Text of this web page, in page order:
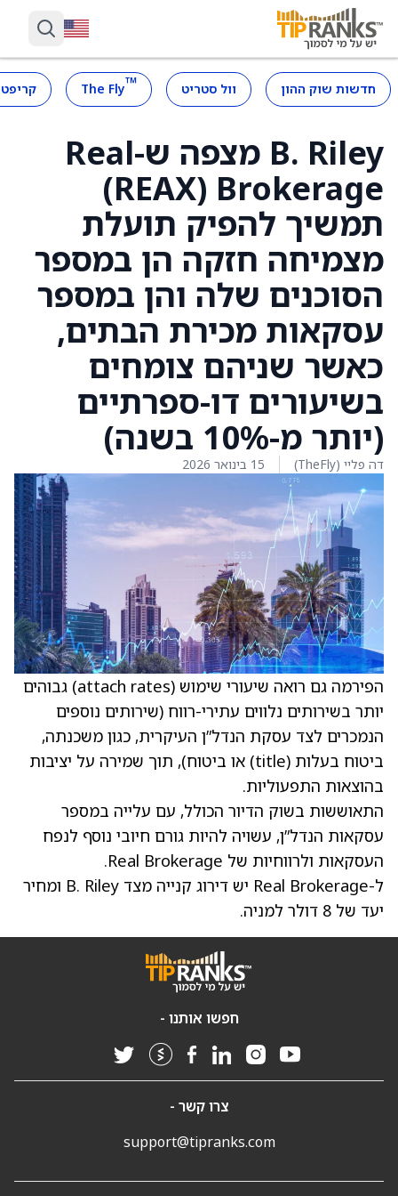
חדשות שוק ההון וול סטריט ™
The Fly
B. Riley מצפה ש-Real
Brokerage ‏(REAX)
תמשיך להפיק תועלת
מצמיחה חזקה הן במספר
הסוכנים שלה והן במספר
עסקאות מכירת הבתים,
כאשר שניהם צומחים
בשיעורים דו-ספרתיים
(יותר מ-10% בשנה)
דה פליי (TheFly) 15 בינואר 2026
הפירמה גם רואה שיעורי שימוש (attach rates) גבוהים
יותר בשירותים נלווים עתירי-רווח (שירותים נוספים
הנמכרים לצד עסקת הנדל”ן העיקרית, כגון משכנתה,
ביטוח בעלות (title) או ביטוח), תוך שמירה על יציבות
בהוצאות התפעוליות.
התאוששות בשוק הדיור הכולל, עם עלייה במספר
עסקאות הנדל”ן, עשויה להיות גורם חיובי נוסף לנפח
העסקאות ולרווחיות של Real Brokerage.
ל-Real Brokerage יש דירוג קנייה מצד B. Riley ומחיר
יעד של 8 דולר למניה.
חפשו אותנו -
צרו קשר -
support@tipranks.com